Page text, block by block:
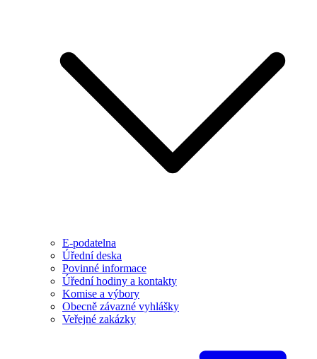
E-podatelna
Úřední deska
Povinné informace
Úřední hodiny a kontakty
Komise a výbory
Obecně závazné vyhlášky
Veřejné zakázky